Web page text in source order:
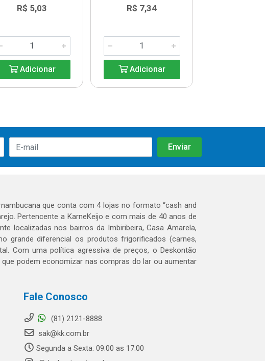
R$ 5,03
Adicionar
R$ 7,34
Adicionar
que conta com 4 lojas no formato “cash and
Pertencente a KarneKeijo e com mais de 40 anos de
localizadas nos bairros da Imbiribeira, Casa Amarela,
grande diferencial os produtos frigorificados (carnes,
Com uma política agressiva de preços, o Deskontão
podem economizar nas compras do lar ou aumentar
Fale Conosco
(81) 2121-8888
sak@kk.com.br
Segunda a Sexta: 09:00 as 17:00